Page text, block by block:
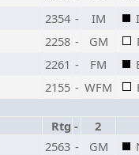
2354 - IM
2258 - GM
2261 - FM
2155 - WFM
Rtg -
2
2563 - GM